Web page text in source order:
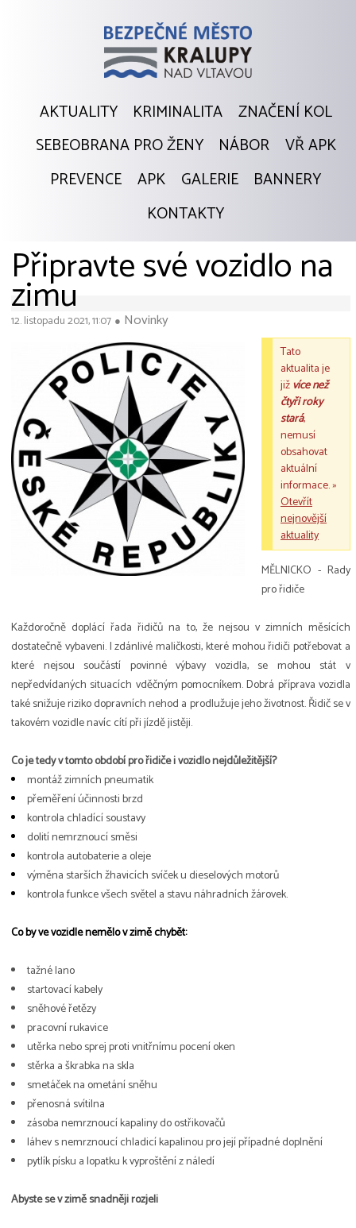
AKTUALITY KRIMINALITA
ZNAČENÍ KOL
SEBEOBRANA PRO ŽENY
NÁBOR
VŘ APK
PREVENCE
APK GALERIE
BANNERY
KONTAKTY
Připravte své vozidlo na
zimu
12. listopadu 2021, 11:07 ● Novinky
Tato
aktualita je
jižvíce než
čtyři roky
stará,
nemusí
obsahovat
aktuální
informace. »
Otevřít
nejnovější
aktuality
MĚLNICKO - Rady
pro řidiče
Každoročně doplácí řada řidičů na to, že nejsou v zimních měsících
dostatečně vybaveni. I zdánlivé maličkosti, které mohou řidiči potřebovat a
které nejsou součástí povinné výbavy vozidla, se mohou stát v
nepředvídaných situacích vděčným pomocníkem. Dobrá příprava vozidla
také snižuje riziko dopravních nehod a prodlužuje jeho životnost. Řidič se v
takovém vozidle navíc cítí při jízdě jistěji.
Co je tedy v tomto období pro řidiče i vozidlo nejdůležitější?
montáž zimních pneumatik
přeměření účinnosti brzd
kontrola chladící soustavy
dolití nemrznoucí směsi
kontrola autobaterie a oleje
výměna starších žhavicích svíček u dieselových motorů
kontrola funkce všech světel a stavu náhradních žárovek.
Co by ve vozidle nemělo v zimě chybět:
tažné lano
startovací kabely
sněhové řetězy
pracovní rukavice
utěrka nebo sprej proti vnitřnímu pocení oken
stěrka a škrabka na skla
smetáček na ometání sněhu
přenosná svítilna
zásoba nemrznoucí kapaliny do ostřikovačů
láhev s nemrznoucí chladicí kapalinou pro její případné doplnění
pytlík písku a lopatku k vyproštění z náledí
Abyste se v zimě snadněji rozjeli